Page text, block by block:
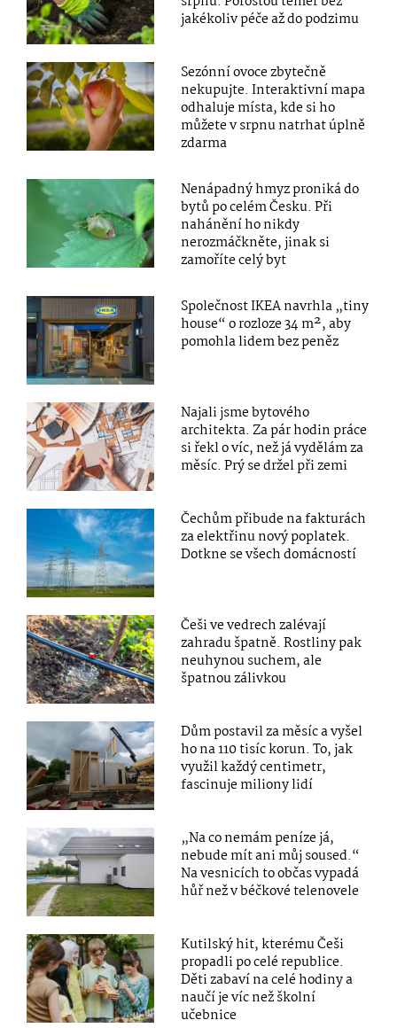
jakékoliv péče až do podzimu
Sezónní ovoce zbytečně
nekupujte. Interaktivní mapa
odhaluje místa, kde si ho
můžete v srpnu natrhat úplně
zdarma
Nenápadný hmyz proniká do
bytů po celém Česku. Při
nahánění ho nikdy
nerozmáčkněte, jinak si
zamoříte celý byt
Společnost IKEA navrhla „tiny
house“ o rozloze 34 m², aby
pomohla lidem bez peněz
Najali jsme bytového
architekta. Za pár hodin práce
si řekl o víc, než já vydělám za
měsíc. Prý se držel při zemi
Čechům přibude na fakturách
za elektřinu nový poplatek.
Dotkne se všech domácností
Češi ve vedrech zalévají
zahradu špatně. Rostliny pak
neuhynou suchem, ale
špatnou zálivkou
Dům postavil za měsíc a vyšel
ho na 110 tisíc korun. To, jak
využil každý centimetr,
fascinuje miliony lidí
„Na co nemám peníze já,
nebude mít ani můj soused.“
Na vesnicích to občas vypadá
hůř než v béčkové telenovele
Kutilský hit, kterému Češi
propadli po celé republice.
Děti zabaví na celé hodiny a
naučí je víc než školní
učebnice